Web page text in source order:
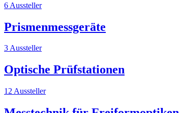
6 Aussteller
Prismenmessgeräte
3 Aussteller
Optische Prüfstationen
12 Aussteller